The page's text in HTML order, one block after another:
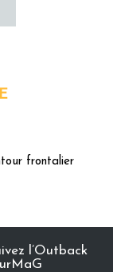
frontalier
l’Outback